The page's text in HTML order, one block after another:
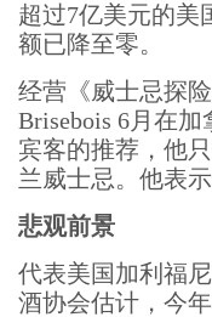
超过7亿美元的美
额已降至零。
经营《威士忌探
Brisebois 6月在
宾客的推荐，他
兰威士忌。他表
悲观前景
代表美国加利福
酒协会估计，今